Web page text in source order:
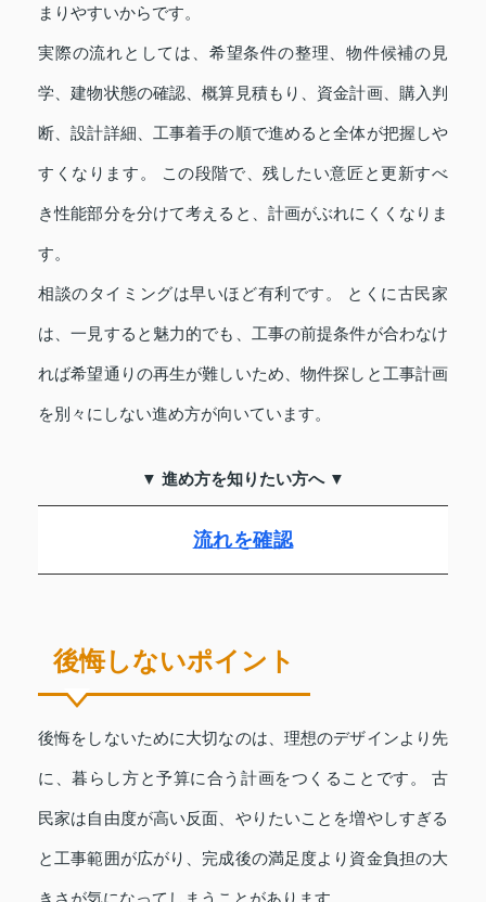
まりやすいからです。
実際の流れとしては、希望条件の整理、物件候補の見
学、建物状態の確認、概算見積もり、資金計画、購入判
断、設計詳細、工事着手の順で進めると全体が把握しや
すくなります。 この段階で、残したい意匠と更新すべ
き性能部分を分けて考えると、計画がぶれにくくなりま
す。
相談のタイミングは早いほど有利です。 とくに古民家
は、一見すると魅力的でも、工事の前提条件が合わなけ
れば希望通りの再生が難しいため、物件探しと工事計画
を別々にしない進め方が向いています。
▼ 進め方を知りたい方へ ▼
流れを確認
後悔しないポイント
後悔をしないために大切なのは、理想のデザインより先
に、暮らし方と予算に合う計画をつくることです。 古
民家は自由度が高い反面、やりたいことを増やしすぎる
と工事範囲が広がり、完成後の満足度より資金負担の大
きさが気になってしまうことがあります。